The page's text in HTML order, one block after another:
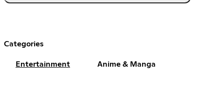
Categories
Entertainment Anime & Manga